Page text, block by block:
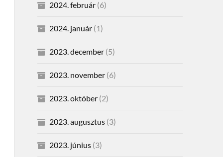
2024. február(6)
2024. január(1)
2023. december(5)
2023. november(6)
2023. október(2)
2023. augusztus(3)
2023. június(3)